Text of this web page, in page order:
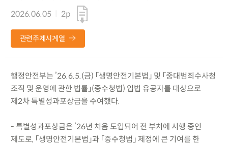
2026.06.05
2p
관련주제시계열
행정안전부는 ’26.6.5.(금) 「생명안전기본법」 및 「중대범죄수사청
조직 및 운영에 관한 법률」(중수청법) 입법 유공자를 대상으로
제2차 특별성과포상금을 수여했다.
- 특별성과포상금은 ’26년 처음 도입되어 전 부처에 시행 중인
제도로, 「생명안전기본법」과 「중수청법」 제정에 큰 기여를 한